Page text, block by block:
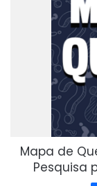
Mapa de
Pesquisa